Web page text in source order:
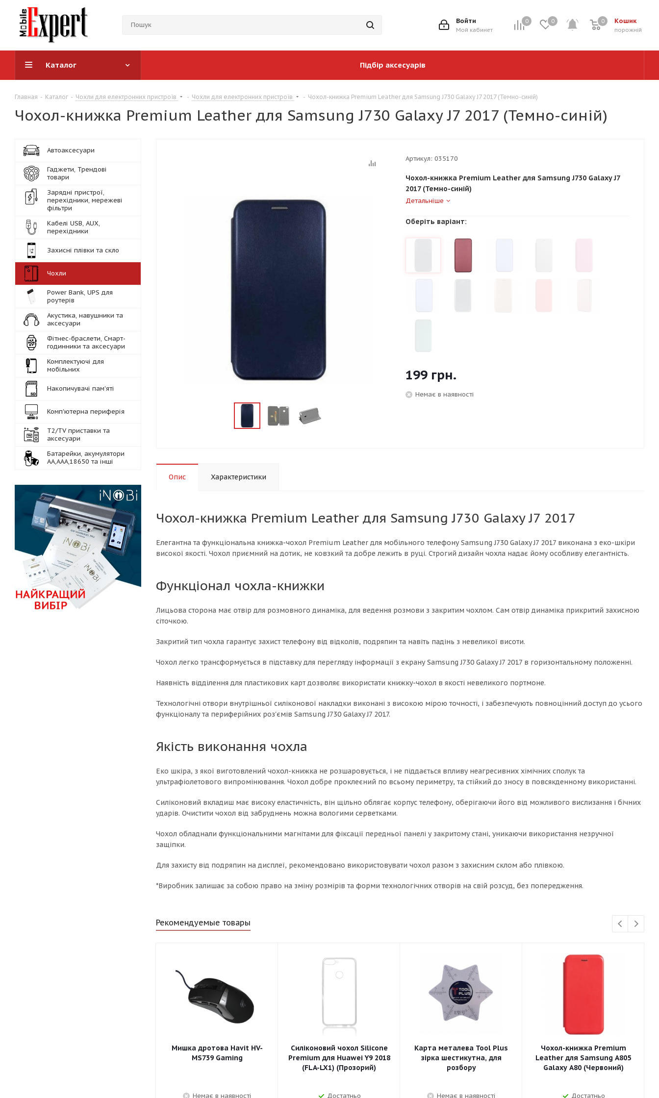
0 0 Кошик
0
порожній
0
Войти
Мой кабинет
Каталог Підбір аксесуарів
Главная - Каталог - Чохли для електронних пристроїв - Чохли для електронних пристроїв - Чохол-книжка Premium Leather для Samsung J730 Galaxy J7 2017 (Темно-синій)
Чохол-книжка Premium Leather для Samsung J730 Galaxy J7 2017 (Темно-синій)
Артикул: 035170
Чохол-книжка Premium Leather для Samsung J730 Galaxy J7
2017 (Темно-синій)
Детальніше
Оберіть варіант:
199 грн.
Немає в наявності
Опис Характеристики
Чохол-книжка Premium Leather для Samsung J730 Galaxy J7 2017
Елегантна та функціональна книжка-чохол Premium Leather для мобільного телефону Samsung J730 Galaxy J7 2017 виконана з еко-шкіри
високої якості. Чохол приємний на дотик, не ковзкий та добре лежить в руці. Строгий дизайн чохла надає йому особливу елегантність.
Функціонал чохла-книжки
Лицьова сторона має отвір для розмовного динаміка, для ведення розмови з закритим чохлом. Сам отвір динаміка прикритий захисною
сіточкою.
Закритий тип чохла гарантує захист телефону від відколів, подряпин та навіть падінь з невеликої висоти.
Чохол легко трансформується в підставку для перегляду інформації з екрану Samsung J730 Galaxy J7 2017 в горизонтальному положенні.
Наявність відділення для пластикових карт дозволяє використати книжку-чохол в якості невеликого портмоне.
Технологічні отвори внутрішньої силіконової накладки виконані з високою мірою точності, і забезпечують повноцінний доступ до усього
функціоналу та периферійних роз'ємів Samsung J730 Galaxy J7 2017.
Якість виконання чохла
Еко шкіра, з якої виготовлений чохол-книжка не розшаровується, і не піддається впливу неагресивних хімічних сполук та
ультрафіолетового випромінювання. Чохол добре проклеєний по всьому периметру, та стійкий до зносу в повсякденному використанні.
Силіконовий вкладиш має високу еластичність, він щільно облягає корпус телефону, оберігаючи його від можливого вислизання і бічних
ударів. Очистити чохол від забруднень можна вологими серветками.
Чохол обладнали функціональними магнітами для фіксації передньої панелі у закритому стані, уникаючи використання незручної
защіпки.
Для захисту від подряпин на дисплеї, рекомендовано використовувати чохол разом з захисним склом або плівкою.
*Виробник залишає за собою право на зміну розмірів та форми технологічних отворів на свій розсуд, без попередження.
Рекомендуемые товары
Мишка дротова Havit HV-
MS739 Gaming
Немає в наявності
Силіконовий чохол Silicone
Premium для Huawei Y9 2018
(FLA-LX1) (Прозорий)
Достатньо
Карта металева Tool Plus
зірка шестикутна, для
розбору
Немає в наявності
Чохол-книжка Premium
Leather для Samsung A805
Galaxy A80 (Червоний)
Достатньо
Автоаксесуари
Гаджети, Трендові
товари
Зарядні пристрої,
перехідники, мережеві
фільтри
Кабелі USB, AUX,
перехідники
Захисні плівки та скло
Чохли
Power Bank, UPS для
роутерів
Акустика, навушники та
аксесуари
Фітнес-браслети, Смарт-
годинники та аксесуари
Комплектуючі для
мобільних
Накопичувачі пам'яті
Комп'ютерна периферія
Т2/TV приставки та
аксесуари
Батарейки, акумулятори
АА,ААА,18650 та інші